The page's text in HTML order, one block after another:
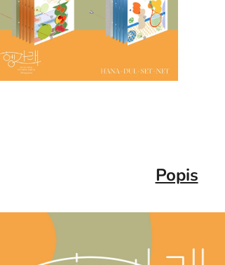
Popis